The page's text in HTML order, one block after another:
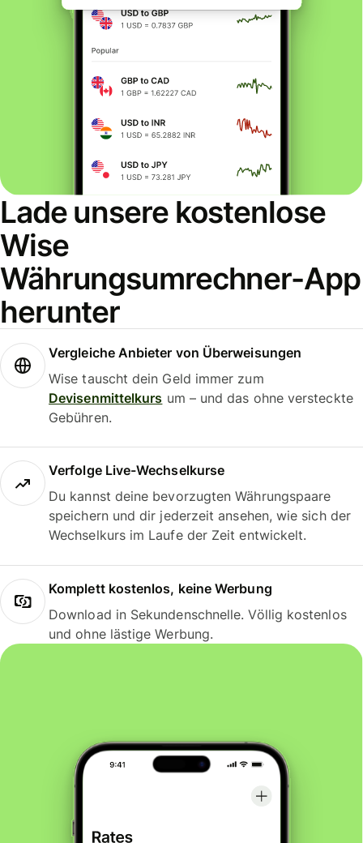
Lade unsere kostenlose
Wise
Währungsumrechner-App
herunter
Vergleiche Anbieter von Überweisungen
Wise tauscht dein Geld immer zum
Devisenmittelkurs um – und das ohne versteckte
Gebühren.
Verfolge Live-Wechselkurse
Du kannst deine bevorzugten Währungspaare
speichern und dir jederzeit ansehen, wie sich der
Wechselkurs im Laufe der Zeit entwickelt.
Komplett kostenlos, keine Werbung
Download in Sekundenschnelle. Völlig kostenlos
und ohne lästige Werbung.